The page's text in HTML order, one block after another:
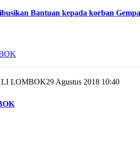
Bantuan kepada korban
29 Agustus 2018 10:40